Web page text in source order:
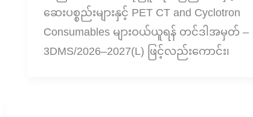
ဆေးပစ္စည်းများနှင့် PET CT and Cyclotron
Consumables များဝယ်ယူရန် တင်ဒါအမှတ် –
3DMS/2026–2027(L) ဖြင့်လည်းကောင်း၊